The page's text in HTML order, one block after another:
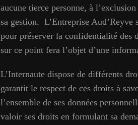
aucune tierce personne, à
sa gestion. L’Entreprise Aud’Reyve
pour préserver la confidentialité des
sur ce point fera l’objet d’une
L’Internaute dispose de différents
garantit le respect de ces droits à
l’ensemble de ses données
valoir ses droits en formulant sa